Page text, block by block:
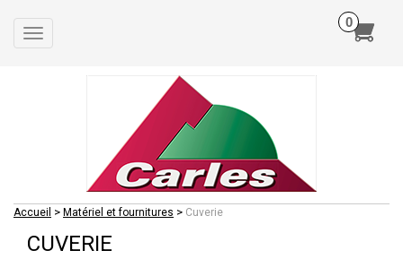
Toggle
navigation
Accueil > Matériel et fournitures > Cuverie
CUVERIE